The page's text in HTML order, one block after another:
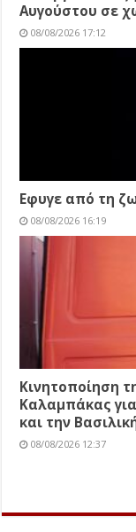
Αυγούστου σε
08/08/2026 17:12
Εφυγε από τη
08/08/2026 16:19
Κινητοποίηση
Καλαμπάκας
και την
08/08/2026 12:37